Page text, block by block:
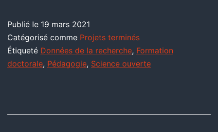
Publié le 19 mars 2021
Catégorisé comme Projets terminés
Étiqueté Données de la recherche, Formation
doctorale, Pédagogie, Science ouverte